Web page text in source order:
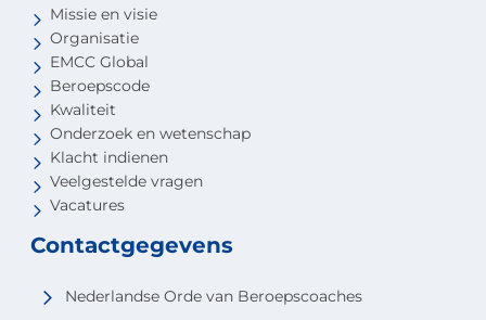
Missie en visie
Organisatie
EMCC Global
Beroepscode
Kwaliteit
Onderzoek en wetenschap
Klacht indienen
Veelgestelde vragen
Vacatures
Contactgegevens
Nederlandse Orde van Beroepscoaches